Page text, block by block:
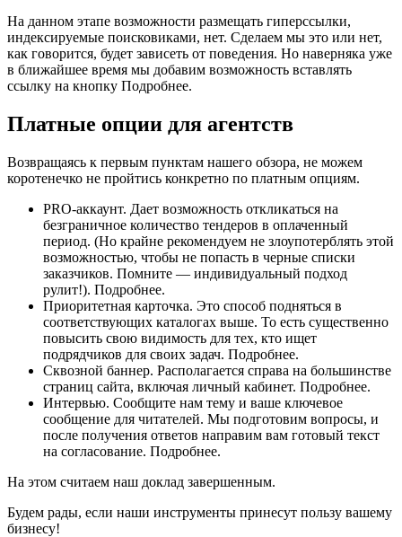
На данном этапе возможности размещать гиперссылки,
индексируемые поисковиками, нет. Сделаем мы это или нет,
как говорится, будет зависеть от поведения. Но наверняка уже
в ближайшее время мы добавим возможность вставлять
ссылку на кнопку Подробнее.
Платные опции для агентств
Возвращаясь к первым пунктам нашего обзора, не можем
коротенечко не пройтись конкретно по платным опциям.
PRO-аккаунт. Дает возможность откликаться на
безграничное количество тендеров в оплаченный
период. (Но крайне рекомендуем не злоупотерблять этой
возможностью, чтобы не попасть в черные списки
заказчиков. Помните — индивидуальный подход
рулит!). Подробнее.
Приоритетная карточка. Это способ подняться в
соответствующих каталогах выше. То есть существенно
повысить свою видимость для тех, кто ищет
подрядчиков для своих задач. Подробнее.
Сквозной баннер. Располагается справа на большинстве
страниц сайта, включая личный кабинет. Подробнее.
Интервью. Сообщите нам тему и ваше ключевое
сообщение для читателей. Мы подготовим вопросы, и
после получения ответов направим вам готовый текст
на согласование. Подробнее.
На этом считаем наш доклад завершенным.
Будем рады, если наши инструменты принесут пользу вашему
бизнесу!